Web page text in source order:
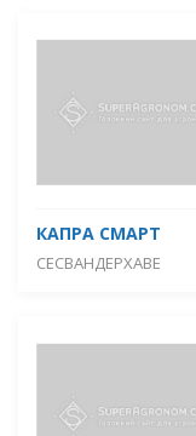
КАПРА СМАРТ
СЕСВАНДЕРХАВЕ